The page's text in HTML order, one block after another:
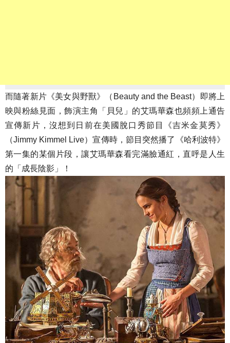
而隨著新片《美女與野獸》（Beauty and the Beast）即將上
映與粉絲見面，飾演主角「貝兒」的艾瑪華森也頻頻上通告
宣傳新片，沒想到日前在美國脫口秀節目《吉米金莫秀》
（Jimmy Kimmel Live）宣傳時，節目突然播了《哈利波特》
第一集的某個片段，讓艾瑪華森看完滿臉通紅，直呼是人生
的「成長陰影」！